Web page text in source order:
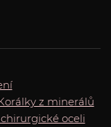
z minerálů
oceli